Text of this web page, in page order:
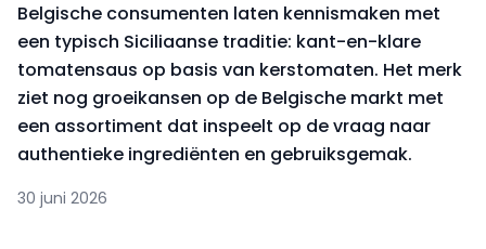
Belgische consumenten laten kennismaken met
een typisch Siciliaanse traditie: kant-en-klare
tomatensaus op basis van kerstomaten. Het merk
ziet nog groeikansen op de Belgische markt met
een assortiment dat inspeelt op de vraag naar
authentieke ingrediënten en gebruiksgemak.
30 juni 2026